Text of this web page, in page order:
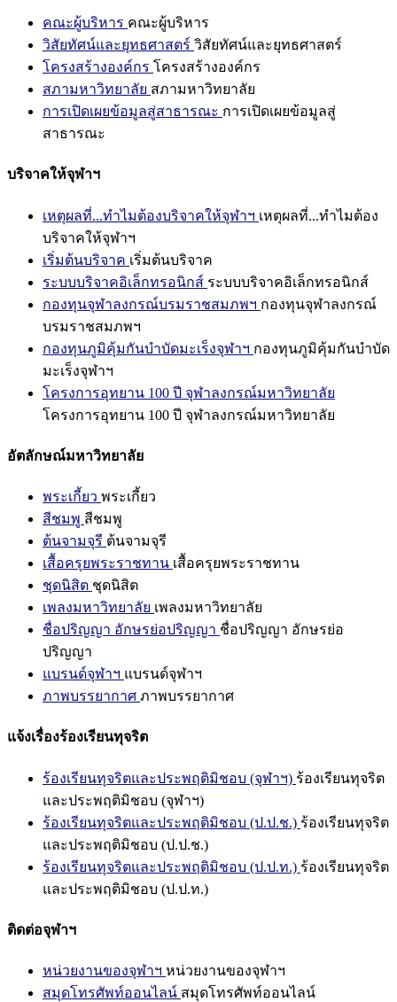
คณะผู้บริหาร คณะผู้บริหาร
วิสัยทัศน์และยุทธศาสตร์ วิสัยทัศน์และยุทธศาสตร์
โครงสร้างองค์กร โครงสร้างองค์กร
สภามหาวิทยาลัย สภามหาวิทยาลัย
การเปิดเผยข้อมูลสู่สาธารณะ การเปิดเผยข้อมูลสู่
สาธารณะ
บริจาคให้จุฬาฯ
เหตุผลที่...ทำไมต้องบริจาคให้จุฬาฯ เหตุผลที่...ทำไมต้อง
บริจาคให้จุฬาฯ
เริ่มต้นบริจาค เริ่มต้นบริจาค
ระบบบริจาคอิเล็กทรอนิกส์ ระบบบริจาคอิเล็กทรอนิกส์
กองทุนจุฬาลงกรณ์บรมราชสมภพฯ กองทุนจุฬาลงกรณ์
บรมราชสมภพฯ
กองทุนภูมิคุ้มกันบำบัดมะเร็งจุฬาฯ กองทุนภูมิคุ้มกันบำบัด
มะเร็งจุฬาฯ
โครงการอุทยาน 100 ปี จุฬาลงกรณ์มหาวิทยาลัย
โครงการอุทยาน 100 ปี จุฬาลงกรณ์มหาวิทยาลัย
อัตลักษณ์มหาวิทยาลัย
พระเกี้ยว พระเกี้ยว
สีชมพู สีชมพู
ต้นจามจุรี ต้นจามจุรี
เสื้อครุยพระราชทาน เสื้อครุยพระราชทาน
ชุดนิสิต ชุดนิสิต
เพลงมหาวิทยาลัย เพลงมหาวิทยาลัย
ชื่อปริญญา อักษรย่อปริญญา ชื่อปริญญา อักษรย่อ
ปริญญา
แบรนด์จุฬาฯ แบรนด์จุฬาฯ
ภาพบรรยากาศ ภาพบรรยากาศ
แจ้งเรื่องร้องเรียนทุจริต
ร้องเรียนทุจริตและประพฤติมิชอบ (จุฬาฯ) ร้องเรียนทุจริต
และประพฤติมิชอบ (จุฬาฯ)
ร้องเรียนทุจริตและประพฤติมิชอบ (ป.ป.ช.) ร้องเรียนทุจริต
และประพฤติมิชอบ (ป.ป.ช.)
ร้องเรียนทุจริตและประพฤติมิชอบ (ป.ป.ท.) ร้องเรียนทุจริต
และประพฤติมิชอบ (ป.ป.ท.)
ติดต่อจุฬาฯ
หน่วยงานของจุฬาฯ หน่วยงานของจุฬาฯ
สมุดโทรศัพท์ออนไลน์ สมุดโทรศัพท์ออนไลน์